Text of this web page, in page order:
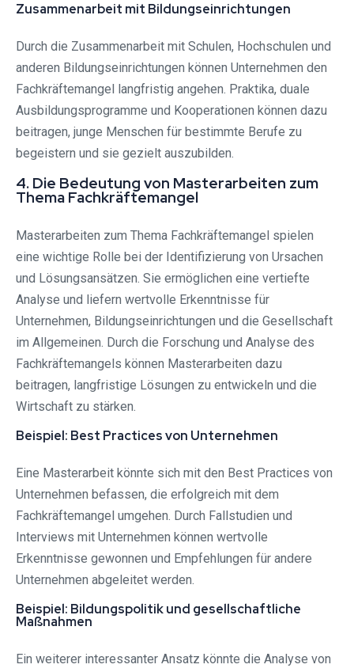
Zusammenarbeit mit Bildungseinrichtungen
Durch die Zusammenarbeit mit Schulen, Hochschulen und
anderen Bildungseinrichtungen können Unternehmen den
Fachkräftemangel langfristig angehen. Praktika, duale
Ausbildungsprogramme und Kooperationen können dazu
beitragen, junge Menschen für bestimmte Berufe zu
begeistern und sie gezielt auszubilden.
4. Die Bedeutung von Masterarbeiten zum
Thema Fachkräftemangel
Masterarbeiten zum Thema Fachkräftemangel spielen
eine wichtige Rolle bei der Identifizierung von Ursachen
und Lösungsansätzen. Sie ermöglichen eine vertiefte
Analyse und liefern wertvolle Erkenntnisse für
Unternehmen, Bildungseinrichtungen und die Gesellschaft
im Allgemeinen. Durch die Forschung und Analyse des
Fachkräftemangels können Masterarbeiten dazu
beitragen, langfristige Lösungen zu entwickeln und die
Wirtschaft zu stärken.
Beispiel: Best Practices von Unternehmen
Eine Masterarbeit könnte sich mit den Best Practices von
Unternehmen befassen, die erfolgreich mit dem
Fachkräftemangel umgehen. Durch Fallstudien und
Interviews mit Unternehmen können wertvolle
Erkenntnisse gewonnen und Empfehlungen für andere
Unternehmen abgeleitet werden.
Beispiel: Bildungspolitik und gesellschaftliche
Maßnahmen
Ein weiterer interessanter Ansatz könnte die Analyse von